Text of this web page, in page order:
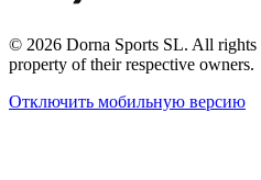
© 2026 Dorna Sports SL. All rights
property of their respective owners.
Отключить мобильную версию